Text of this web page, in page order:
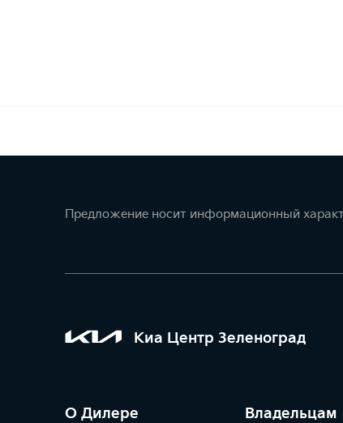
Предложение носит информационный
Киа Центр Зеленоград
О Дилере Владельцам